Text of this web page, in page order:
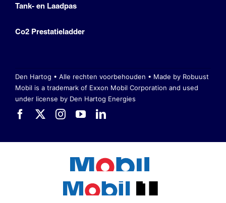
Tank- en Laadpas
Co2 Prestatieladder
Den Hartog • Alle rechten voorbehouden • Made by Robuust
Mobil is a trademark of Exxon Mobil Corporation and used
under license by Den Hartog Energies